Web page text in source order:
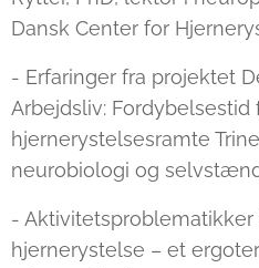
Dansk Center for
- Erfaringer fra projektet
Arbejdsliv: Fordybelsestid
hjernerystelsesramte
neurobiologi og
-
hjernerystelse – et